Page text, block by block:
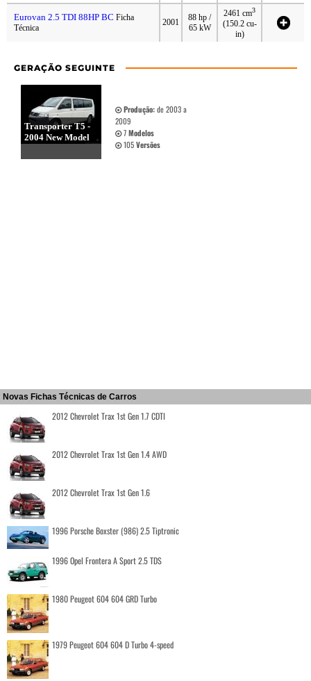
Eurovan 2.5 TDI 88HP BC Ficha
Técnica
2001
88 hp /
65 kW
2461 cm3
(150.2 cu-
in)
GERAÇÃO SEGUINTE
Transporter T5 -
2004 New Model
Produção:de 2003 a
2009
7Modelos
105Versões
Novas Fichas Técnicas de Carros
2012 Chevrolet Trax 1st Gen 1.7 CDTI
2012 Chevrolet Trax 1st Gen 1.4 AWD
2012 Chevrolet Trax 1st Gen 1.6
1996 Porsche Boxster (986) 2.5 Tiptronic
1996 Opel Frontera A Sport 2.5 TDS
1980 Peugeot 604 604 GRD Turbo
1979 Peugeot 604 604 D Turbo 4-speed